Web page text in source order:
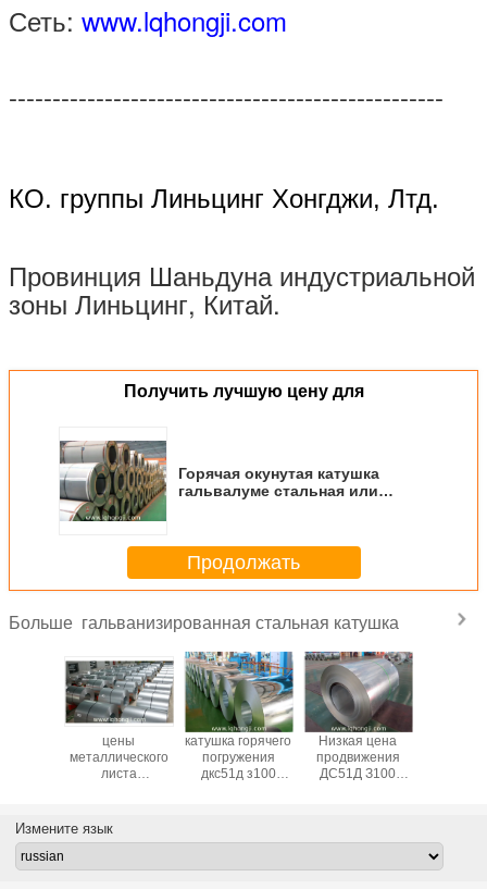
Сеть: www.lqhongji.com
--------------------------------------------------
КО. группы Линьцинг Хонгджи, Лтд.
Провинция Шаньдуна индустриальной
зоны Линьцинг, Китай.
Получить лучшую цену для
Горячая окунутая катушка
гальвалуме стальная или
Продолжать
Больше гальванизированная стальная катушка
в
цены
металлического
листа
гальванизировали
стальной лист
стали катушки
катушка горячего
погружения
дкс51д з100
лист, катушка ГИ
настилать крышу
Низкая цена
продвижения
ДС51Д З100
стальную
Измените язык